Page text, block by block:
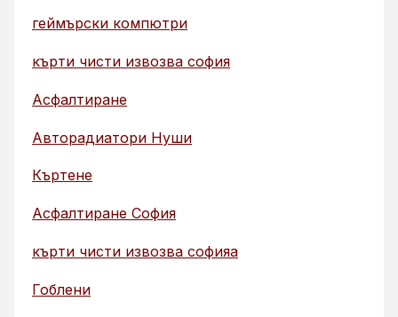
геймърски компютри
кърти чисти извозва софия
Асфалтиране
Авторадиатори Нуши
Къртене
Асфалтиране София
кърти чисти извозва софияа
Гоблени